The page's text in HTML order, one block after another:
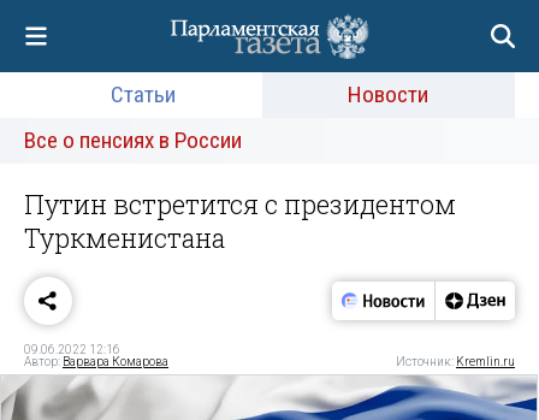
Статьи
Новости
Все о пенсиях в России
Путин встретится с президентом
Туркменистана
09.06.2022 12:16
Автор: Варвара Комарова Источник: Kremlin.ru